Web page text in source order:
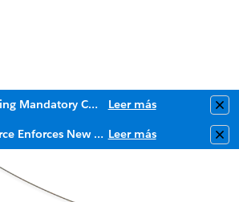
Upcoming Mandatory Changes to Public Key Infrastructure (PKI) Leer más
Salesforce Enforces New Security Requirements in Summer 2026 Leer más